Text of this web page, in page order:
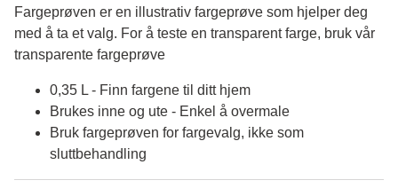
Fargeprøven er en illustrativ fargeprøve som hjelper deg
med å ta et valg. For å teste en transparent farge, bruk vår
transparente fargeprøve
0,35 L - Finn fargene til ditt hjem
Brukes inne og ute - Enkel å overmale
Bruk fargeprøven for fargevalg, ikke som
sluttbehandling